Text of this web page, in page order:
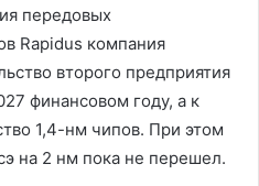
передовых
Rapidus компания
второго предприятия
финансовом году, а к
1,4-нм чипов. При этом
на 2 нм пока не перешел.